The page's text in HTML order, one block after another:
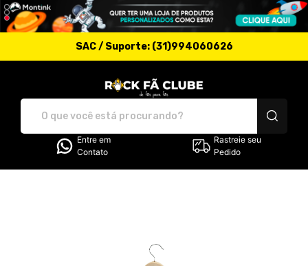
SAC / Suporte: (31)994060626
Entre em
Contato
Rastreie seu
Pedido